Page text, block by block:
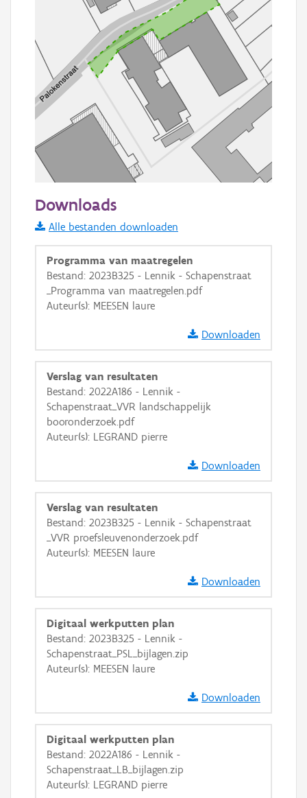
Informatie Vlaanderen
i
+ −
Basis Lagen
OSM-Basiskaart
GRB-Basiskaart in grijswaarden
Downloads
Alle bestanden downloaden
Programma van maatregelen
Bestand: 2023B325 - Lennik - Schapenstraat
_Programma van maatregelen.pdf
Auteur(s): MEESEN laure
Downloaden
Verslag van resultaten
Bestand: 2022A186 - Lennik -
Schapenstraat_VVR landschappelijk
booronderzoek.pdf
Auteur(s): LEGRAND pierre
Downloaden
Verslag van resultaten
Bestand: 2023B325 - Lennik - Schapenstraat
_VVR proefsleuvenonderzoek.pdf
Auteur(s): MEESEN laure
Downloaden
Digitaal werkputten plan
Bestand: 2023B325 - Lennik -
Schapenstraat_PSL_bijlagen.zip
Auteur(s): MEESEN laure
Downloaden
Digitaal werkputten plan
Bestand: 2022A186 - Lennik -
Schapenstraat_LB_bijlagen.zip
Auteur(s): LEGRAND pierre